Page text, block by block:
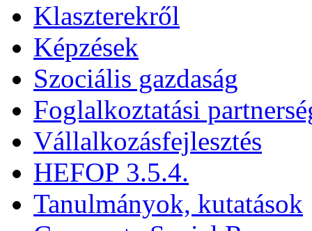
Klaszterekről
Képzések
Szociális gazdaság
Foglalkoztatási
Vállalkozásfejlesztés
HEFOP 3.5.4.
Tanulmányok, kutatások